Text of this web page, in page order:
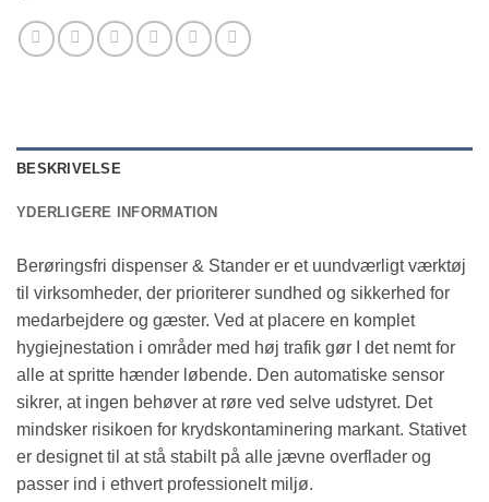
BESKRIVELSE
YDERLIGERE INFORMATION
Berøringsfri dispenser & Stander er et uundværligt værktøj
til virksomheder, der prioriterer sundhed og sikkerhed for
medarbejdere og gæster. Ved at placere en komplet
hygiejnestation i områder med høj trafik gør I det nemt for
alle at spritte hænder løbende. Den automatiske sensor
sikrer, at ingen behøver at røre ved selve udstyret. Det
mindsker risikoen for krydskontaminering markant. Stativet
er designet til at stå stabilt på alle jævne overflader og
passer ind i ethvert professionelt miljø.